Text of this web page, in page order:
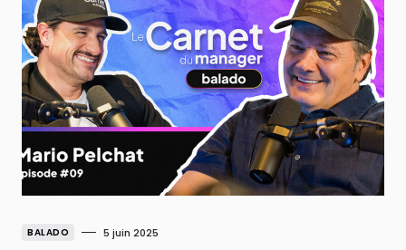
BALADO 5 juin 2025